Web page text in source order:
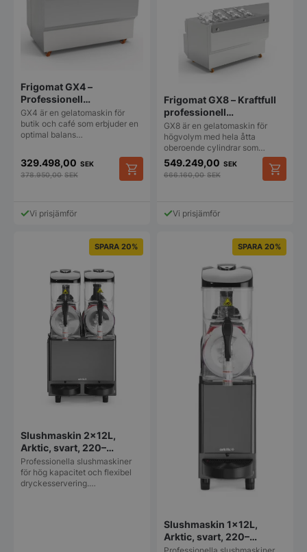
Frigomat GX4 –
Professionell
gelatomaskin med hög
kapacitet
GX4 är en gelatomaskin för
butik och café som erbjuder en
optimal balans…
329.498,00 SEK
378.950,00SEK
Vi prisjämför
Frigomat GX8 – Kraftfull
professionell
gelatomaskin
GX8 är en gelatomaskin för
högvolym med hela åtta
oberoende cylindrar som…
549.249,00 SEK
666.160,00SEK
Vi prisjämför
SPARA 20%
Slushmaskin 2x12L,
Arktic, svart, 220–
240V/710W,
415x507x(H)810 mm
Professionella slushmaskiner
för hög kapacitet och flexibel
dryckesservering.…
SPARA 20%
Slushmaskin 1x12L,
Arktic, svart, 220–
240V/380W,